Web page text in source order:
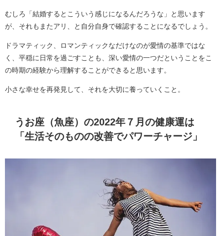
むしろ「結婚するとこういう感じになるんだろうな」と思います
が、それもまたアリ、と自分自身で確認することになるでしょう。
ドラマティック、ロマンティックなだけなのが愛情の基準ではな
く、平穏に日常を過ごすことも、深い愛情の一つだということをこ
の時期の経験から理解することができると思います。
小さな幸せを再発見して、それを大切に養っていくこと。
うお座（魚座）の2022年７月の健康運は
「生活そのものの改善でパワーチャージ」